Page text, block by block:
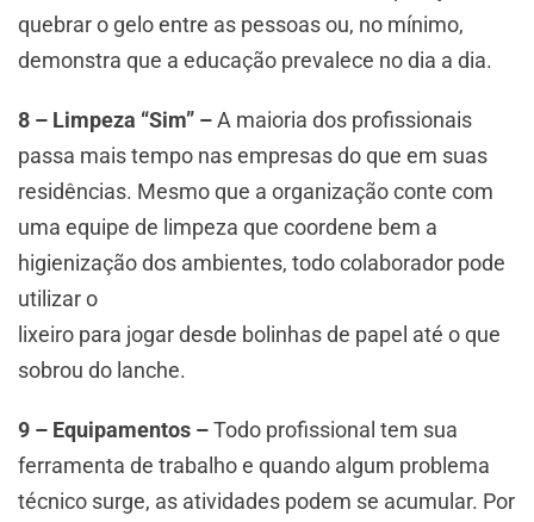
quebrar o gelo entre as pessoas ou, no mínimo,
demonstra que a educação prevalece no dia a dia.
8 – Limpeza “Sim” –A maioria dos profissionais
passa mais tempo nas empresas do que em suas
residências. Mesmo que a organização conte com
uma equipe de limpeza que coordene bem a
higienização dos ambientes, todo colaborador pode
utilizar o
lixeiro para jogar desde bolinhas de papel até o que
sobrou do lanche.
9 – Equipamentos –Todo profissional tem sua
ferramenta de trabalho e quando algum problema
técnico surge, as atividades podem se acumular. Por